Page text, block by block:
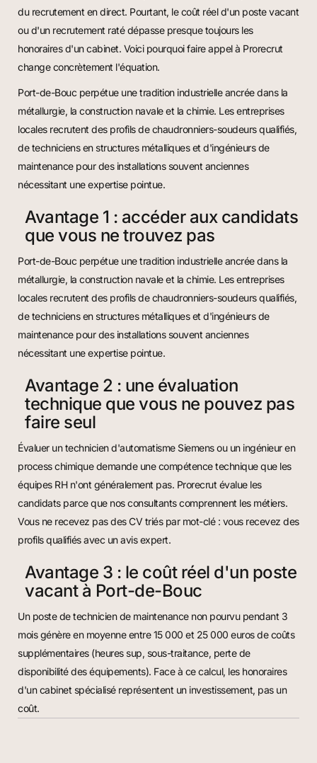
du recrutement en direct. Pourtant, le coût réel d'un poste vacant
ou d'un recrutement raté dépasse presque toujours les
honoraires d'un cabinet. Voici pourquoi faire appel à Prorecrut
change concrètement l'équation.
Port-de-Bouc perpétue une tradition industrielle ancrée dans la
métallurgie, la construction navale et la chimie. Les entreprises
locales recrutent des profils de chaudronniers-soudeurs qualifiés,
de techniciens en structures métalliques et d'ingénieurs de
maintenance pour des installations souvent anciennes
nécessitant une expertise pointue.
Avantage 1 : accéder aux candidats
que vous ne trouvez pas
Port-de-Bouc perpétue une tradition industrielle ancrée dans la
métallurgie, la construction navale et la chimie. Les entreprises
locales recrutent des profils de chaudronniers-soudeurs qualifiés,
de techniciens en structures métalliques et d'ingénieurs de
maintenance pour des installations souvent anciennes
nécessitant une expertise pointue.
Avantage 2 : une évaluation
technique que vous ne pouvez pas
faire seul
Évaluer un technicien d'automatisme Siemens ou un ingénieur en
process chimique demande une compétence technique que les
équipes RH n'ont généralement pas. Prorecrut évalue les
candidats parce que nos consultants comprennent les métiers.
Vous ne recevez pas des CV triés par mot-clé : vous recevez des
profils qualifiés avec un avis expert.
Avantage 3 : le coût réel d'un poste
vacant à Port-de-Bouc
Un poste de technicien de maintenance non pourvu pendant 3
mois génère en moyenne entre 15 000 et 25 000 euros de coûts
supplémentaires (heures sup, sous-traitance, perte de
disponibilité des équipements). Face à ce calcul, les honoraires
d'un cabinet spécialisé représentent un investissement, pas un
coût.